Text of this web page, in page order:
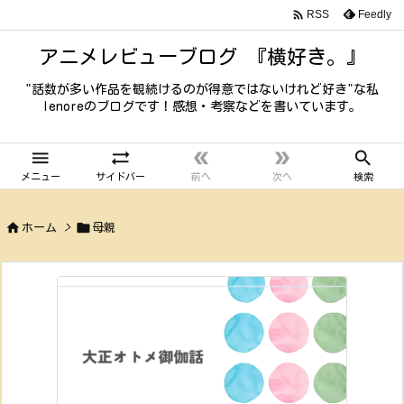
アニメレビューブログ 『横好き。』
"話数が多い作品を観続けるのが得意ではないけれど好き"な私
lenoreのブログです！感想・考察などを書いています。

メニュー

サイドバー

前へ

次へ

検索
 RSS Feedly
 ホーム >  母親